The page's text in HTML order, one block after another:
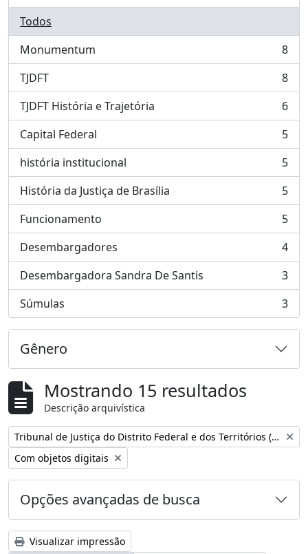
Todos
Monumentum
, 8 resultados
8
TJDFT
, 8 resultados
8
TJDFT História e Trajetória
, 6 resultados
6
Capital Federal
, 5 resultados
5
história institucional
, 5 resultados
5
História da Justiça de Brasília
, 5 resultados
5
Funcionamento
, 5 resultados
5
Desembargadores
, 4 resultados
4
Desembargadora Sandra De Santis
, 3 resultados
3
Súmulas
, 3 resultados 3
Gênero
Mostrando 15 resultados
Descrição arquivística
Remover filtro:
Tribunal de Justiça do Distrito Federal e dos Territórios (Brasil)
Remover filtro:
Com objetos digitais
Opções avançadas de busca
Visualizar impressão